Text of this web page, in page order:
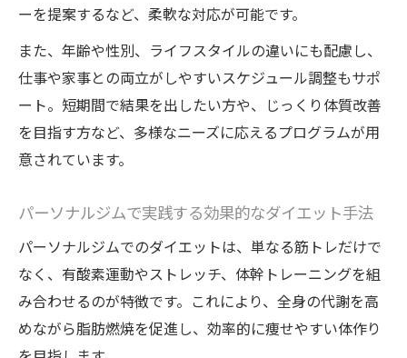
ーを提案するなど、柔軟な対応が可能です。
また、年齢や性別、ライフスタイルの違いにも配慮し、
仕事や家事との両立がしやすいスケジュール調整もサポ
ート。短期間で結果を出したい方や、じっくり体質改善
を目指す方など、多様なニーズに応えるプログラムが用
意されています。
パーソナルジムで実践する効果的なダイエット手法
パーソナルジムでのダイエットは、単なる筋トレだけで
なく、有酸素運動やストレッチ、体幹トレーニングを組
み合わせるのが特徴です。これにより、全身の代謝を高
めながら脂肪燃焼を促進し、効率的に痩せやすい体作り